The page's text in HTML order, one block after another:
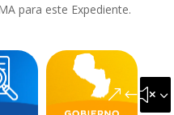
para este Expediente.